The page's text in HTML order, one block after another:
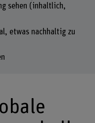
sehen (inhaltlich,
etwas nachhaltig zu